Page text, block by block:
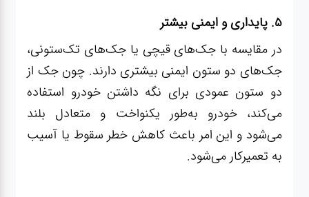
۵. پایداری و ایمنی بیشتر
در مقایسه با جک‌های قیچی یا جک‌های تک‌ستونی،
جک‌های دو ستون ایمنی بیشتری دارند. چون جک از
دو ستون عمودی برای نگه داشتن خودرو استفاده
می‌کند، خودرو به‌طور یکنواخت و متعادل بلند
می‌شود و این امر باعث کاهش خطر سقوط یا آسیب
به تعمیرکار می‌شود.